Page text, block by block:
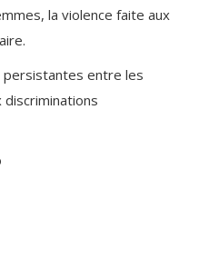
la violence faite aux
persistantes entre les